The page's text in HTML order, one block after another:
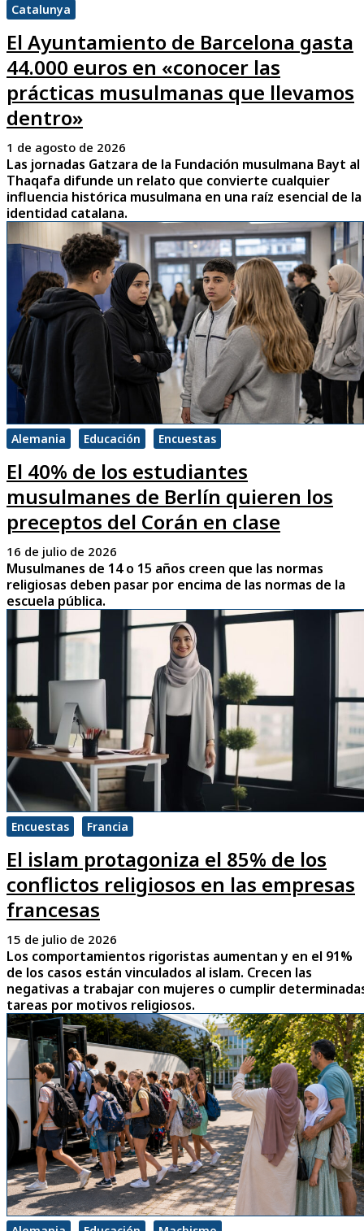
Catalunya
El Ayuntamiento de Barcelona gasta
44.000 euros en «conocer las
prácticas musulmanas que llevamos
dentro»
1 de agosto de 2026
Las jornadas Gatzara de la Fundación musulmana Bayt al
Thaqafa difunde un relato que convierte cualquier
influencia histórica musulmana en una raíz esencial de la
identidad catalana.
Alemania Educación Encuestas
El 40% de los estudiantes
musulmanes de Berlín quieren los
preceptos del Corán en clase
16 de julio de 2026
Musulmanes de 14 o 15 años creen que las normas
religiosas deben pasar por encima de las normas de la
escuela pública.
Encuestas Francia
El islam protagoniza el 85% de los
conflictos religiosos en las empresas
francesas
15 de julio de 2026
Los comportamientos rigoristas aumentan y en el 91%
de los casos están vinculados al islam. Crecen las
negativas a trabajar con mujeres o cumplir
tareas por motivos religiosos.